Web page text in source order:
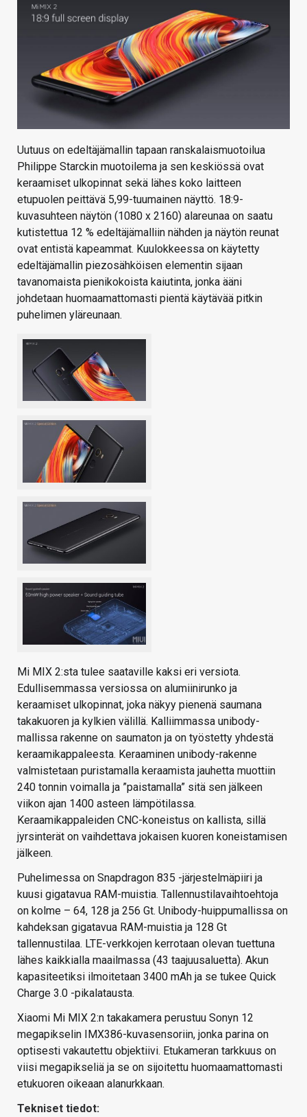
VAIHDA TEEMA
HAKU
Uutuus on edeltäjämallin tapaan ranskalaismuotoilua
Philippe Starckin muotoilema ja sen keskiössä ovat
keraamiset ulkopinnat sekä lähes koko laitteen
etupuolen peittävä 5,99-tuumainen näyttö. 18:9-
kuvasuhteen näytön (1080 x 2160) alareunaa on saatu
kutistettua 12 % edeltäjämalliin nähden ja näytön reunat
ovat entistä kapeammat. Kuulokkeessa on käytetty
edeltäjämallin piezosähköisen elementin sijaan
tavanomaista pienikokoista kaiutinta, jonka ääni
johdetaan huomaamattomasti pientä käytävää pitkin
puhelimen yläreunaan.
Mi MIX 2:sta tulee saataville kaksi eri versiota.
Edullisemmassa versiossa on alumiinirunko ja
keraamiset ulkopinnat, joka näkyy pienenä saumana
takakuoren ja kylkien välillä. Kalliimmassa unibody-
mallissa rakenne on saumaton ja on työstetty yhdestä
keraamikappaleesta. Keraaminen unibody-rakenne
valmistetaan puristamalla keraamista jauhetta muottiin
240 tonnin voimalla ja ”paistamalla” sitä sen jälkeen
viikon ajan 1400 asteen lämpötilassa.
Keraamikappaleiden CNC-koneistus on kallista, sillä
jyrsinterät on vaihdettava jokaisen kuoren koneistamisen
jälkeen.
Puhelimessa on Snapdragon 835 -järjestelmäpiiri ja
kuusi gigatavua RAM-muistia. Tallennustilavaihtoehtoja
on kolme – 64, 128 ja 256 Gt. Unibody-huippumallissa on
kahdeksan gigatavua RAM-muistia ja 128 Gt
tallennustilaa. LTE-verkkojen kerrotaan olevan tuettuna
lähes kaikkialla maailmassa (43 taajuusaluetta). Akun
kapasiteetiksi ilmoitetaan 3400 mAh ja se tukee Quick
Charge 3.0 -pikalatausta.
Xiaomi Mi MIX 2:n takakamera perustuu Sonyn 12
megapikselin IMX386-kuvasensoriin, jonka parina on
optisesti vakautettu objektiivi. Etukameran tarkkuus on
viisi megapikseliä ja se on sijoitettu huomaamattomasti
etukuoren oikeaan alanurkkaan.
Tekniset tiedot: